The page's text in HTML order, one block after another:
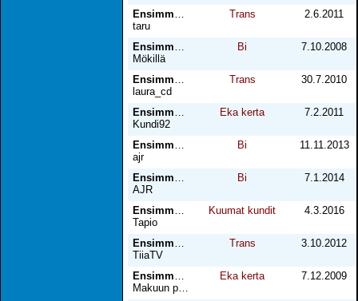
taru
Trans 2.6.2011
Mökillä
Bi 7.10.2008
laura_cd
Trans 30.7.2010
Kundi92
Eka kerta 7.2.2011
ajr
Bi 11.11.2013
AJR
Bi 7.1.2014
Tapio
Kuumat kundit 4.3.2016
TiiaTV
Trans 3.10.2012
Makuun päässyt
Eka kerta 7.12.2009